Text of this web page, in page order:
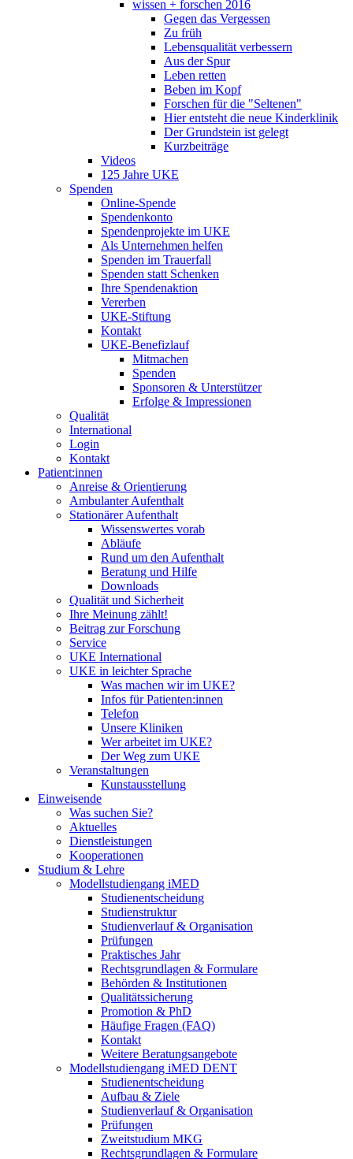
wissen + forschen 2016
Gegen das Vergessen
Zu früh
Lebensqualität verbessern
Aus der Spur
Leben retten
Beben im Kopf
Forschen für die "Seltenen"
Hier entsteht die neue Kinderklinik
Der Grundstein ist gelegt
Kurzbeiträge
Videos
125 Jahre UKE
Spenden
Online-Spende
Spendenkonto
Spendenprojekte im UKE
Als Unternehmen helfen
Spenden im Trauerfall
Spenden statt Schenken
Ihre Spendenaktion
Vererben
UKE-Stiftung
Kontakt
UKE-Benefizlauf
Mitmachen
Spenden
Sponsoren & Unterstützer
Erfolge & Impressionen
Qualität
International
Login
Kontakt
Patient:innen
Anreise & Orientierung
Ambulanter Aufenthalt
Stationärer Aufenthalt
Wissenswertes vorab
Abläufe
Rund um den Aufenthalt
Beratung und Hilfe
Downloads
Qualität und Sicherheit
Ihre Meinung zählt!
Beitrag zur Forschung
Service
UKE International
UKE in leichter Sprache
Was machen wir im UKE?
Infos für Patienten:innen
Telefon
Unsere Kliniken
Wer arbeitet im UKE?
Der Weg zum UKE
Veranstaltungen
Kunstausstellung
Einweisende
Was suchen Sie?
Aktuelles
Dienstleistungen
Kooperationen
Studium & Lehre
Modellstudiengang iMED
Studienentscheidung
Studienstruktur
Studienverlauf & Organisation
Prüfungen
Praktisches Jahr
Rechtsgrundlagen & Formulare
Behörden & Institutionen
Qualitätssicherung
Promotion & PhD
Häufige Fragen (FAQ)
Kontakt
Weitere Beratungsangebote
Modellstudiengang iMED DENT
Studienentscheidung
Aufbau & Ziele
Studienverlauf & Organisation
Prüfungen
Zweitstudium MKG
Rechtsgrundlagen & Formulare